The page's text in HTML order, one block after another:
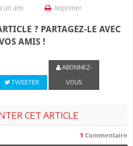
un ami Imprimer
? PARTAGEZ-LE AVEC
AMIS !
TWEETER
ABONNEZ-
VOUS
CET ARTICLE
1 Commentaire